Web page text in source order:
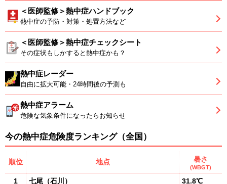
＜医師監修＞熱中症ハンドブック
熱中症の予防・対策・処置方法など
＜医師監修＞熱中症チェックシート
その症状もしかすると熱中症かも？
熱中症レーダー
自由に拡大可能・24時間後の予測も
熱中症アラーム
危険な気象条件になったらお知らせ
今の熱中症危険度ランキング（全国）
順位 地点 暑さ
(WBGT)
1 七尾 （石川 ） 31.8℃